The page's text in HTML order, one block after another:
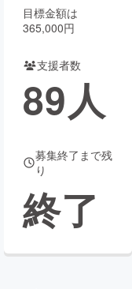
コミュニティ
目標金額は
365,000円
支援者数
89人
募集終了まで残
り
終了